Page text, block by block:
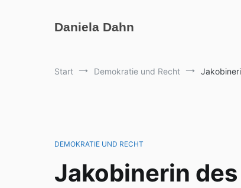
Daniela Dahn
Start Demokratie und Recht
DEMOKRATIE UND RECHT
Jakobinerin